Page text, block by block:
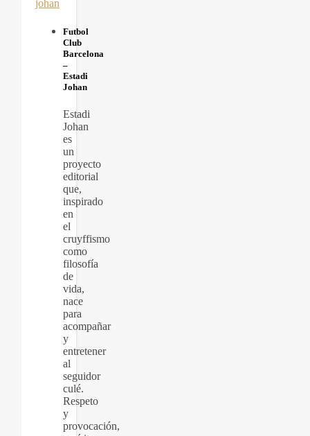
Futbol
Club
Barcelona
–
Estadi
Johan
Estadi
Johan
es
un
proyecto
editorial
que,
inspirado
en
el
cruyffismo
como
filosofía
de
vida,
nace
para
acompañar
y
entretener
al
seguidor
culé.
Respeto
y
provocación,